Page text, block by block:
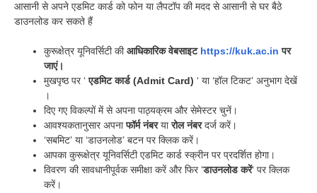
आसानी से अपने एडमिट कार्ड को फोन या लैपटॉप की मदद से आसानी से घर बैठे
डाउनलोड कर सकते हैं
कुरूक्षेत्र यूनिवर्सिटी कीआधिकारिक वेबसाइट https://kuk.ac.in पर
जाएं।
मुखपृष्ठ पर ‘एडमिट कार्ड (Admit Card) ‘ या ‘हॉल टिकट’ अनुभाग देखें
।
दिए गए विकल्पों में से अपना पाठ्यक्रम और सेमेस्टर चुनें।
आवश्यकतानुसार अपनाफॉर्म नंबरयारोल नंबरदर्ज करें।
‘सबमिट’ या ‘डाउनलोड’ बटन पर क्लिक करें।
आपका कुरूक्षेत्र यूनिवर्सिटी एडमिट कार्ड स्क्रीन पर प्रदर्शित होगा।
विवरण की सावधानीपूर्वक समीक्षा करें और फिर ‘डाउनलोड करें‘ पर क्लिक
करें।